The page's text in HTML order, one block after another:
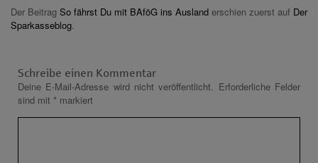
Der Beitrag So fährst Du mit BAföG ins Ausland erschien zuerst auf Der
Sparkasseblog.
Schreibe einen Kommentar
Deine E-Mail-Adresse wird nicht veröffentlicht. Erforderliche Felder
sind mit * markiert